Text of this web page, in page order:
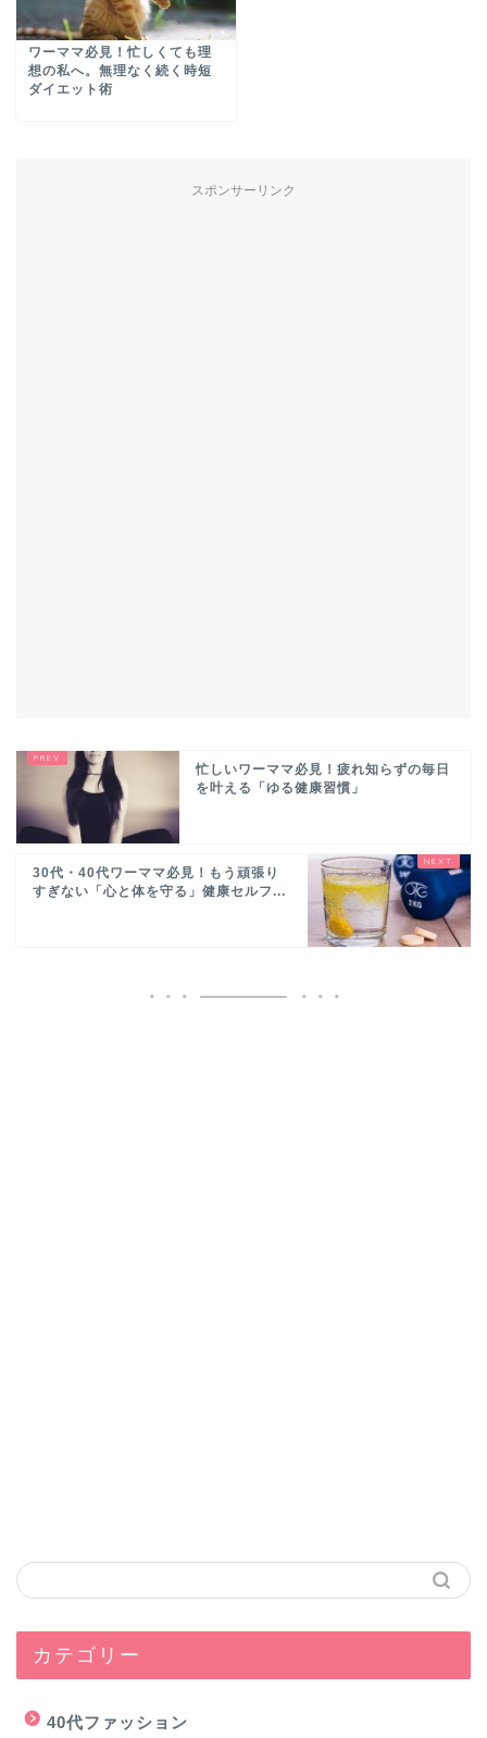
ワーママ必見！忙しくても理
想の私へ。無理なく続く時短
ダイエット術
スポンサーリンク
忙しいワーママ必見！疲れ知らずの毎日
を叶える「ゆる健康習慣」
30代・40代ワーママ必見！もう頑張り
すぎない「心と体を守る」健康セルフ...
カテゴリー
40代ファッション